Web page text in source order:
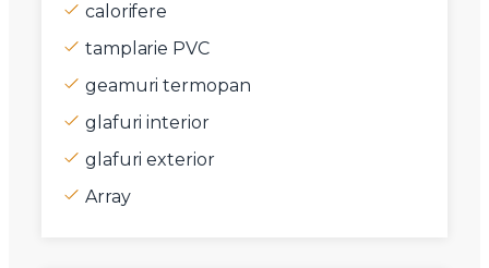
calorifere
tamplarie PVC
geamuri termopan
glafuri interior
glafuri exterior
Array